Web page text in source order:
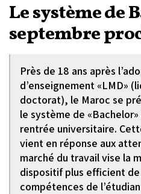
Le système de
septembre
Près de 18 ans après
d’enseignement «LMD»
doctorat), le Maroc se
le système de
rentrée universitaire.
vient en réponse aux
marché du travail vise la
dispositif plus efficient
compétences de